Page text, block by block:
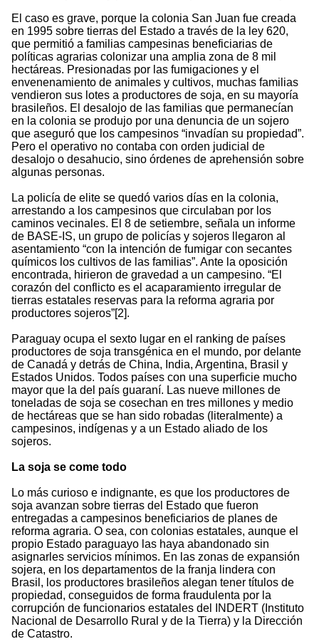
El caso es grave, porque la colonia San Juan fue creada
en 1995 sobre tierras del Estado a través de la ley 620,
que permitió a familias campesinas beneficiarias de
políticas agrarias colonizar una amplia zona de 8 mil
hectáreas. Presionadas por las fumigaciones y el
envenenamiento de animales y cultivos, muchas familias
vendieron sus lotes a productores de soja, en su mayoría
brasileños. El desalojo de las familias que permanecían
en la colonia se produjo por una denuncia de un sojero
que aseguró que los campesinos “invadían su propiedad”.
Pero el operativo no contaba con orden judicial de
desalojo o desahucio, sino órdenes de aprehensión sobre
algunas personas.
La policía de elite se quedó varios días en la colonia,
arrestando a los campesinos que circulaban por los
caminos vecinales. El 8 de setiembre, señala un informe
de BASE-IS, un grupo de policías y sojeros llegaron al
asentamiento “con la intención de fumigar con secantes
químicos los cultivos de las familias”. Ante la oposición
encontrada, hirieron de gravedad a un campesino. “El
corazón del conflicto es el acaparamiento irregular de
tierras estatales reservas para la reforma agraria por
productores sojeros”[2].
Paraguay ocupa el sexto lugar en el ranking de países
productores de soja transgénica en el mundo, por delante
de Canadá y detrás de China, India, Argentina, Brasil y
Estados Unidos. Todos países con una superficie mucho
mayor que la del país guaraní. Las nueve millones de
toneladas de soja se cosechan en tres millones y medio
de hectáreas que se han sido robadas (literalmente) a
campesinos, indígenas y a un Estado aliado de los
sojeros.
La soja se come todo
Lo más curioso e indignante, es que los productores de
soja avanzan sobre tierras del Estado que fueron
entregadas a campesinos beneficiarios de planes de
reforma agraria. O sea, con colonias estatales, aunque el
propio Estado paraguayo las haya abandonado sin
asignarles servicios mínimos. En las zonas de expansión
sojera, en los departamentos de la franja lindera con
Brasil, los productores brasileños alegan tener títulos de
propiedad, conseguidos de forma fraudulenta por la
corrupción de funcionarios estatales del INDERT (Instituto
Nacional de Desarrollo Rural y de la Tierra) y la Dirección
de Catastro.